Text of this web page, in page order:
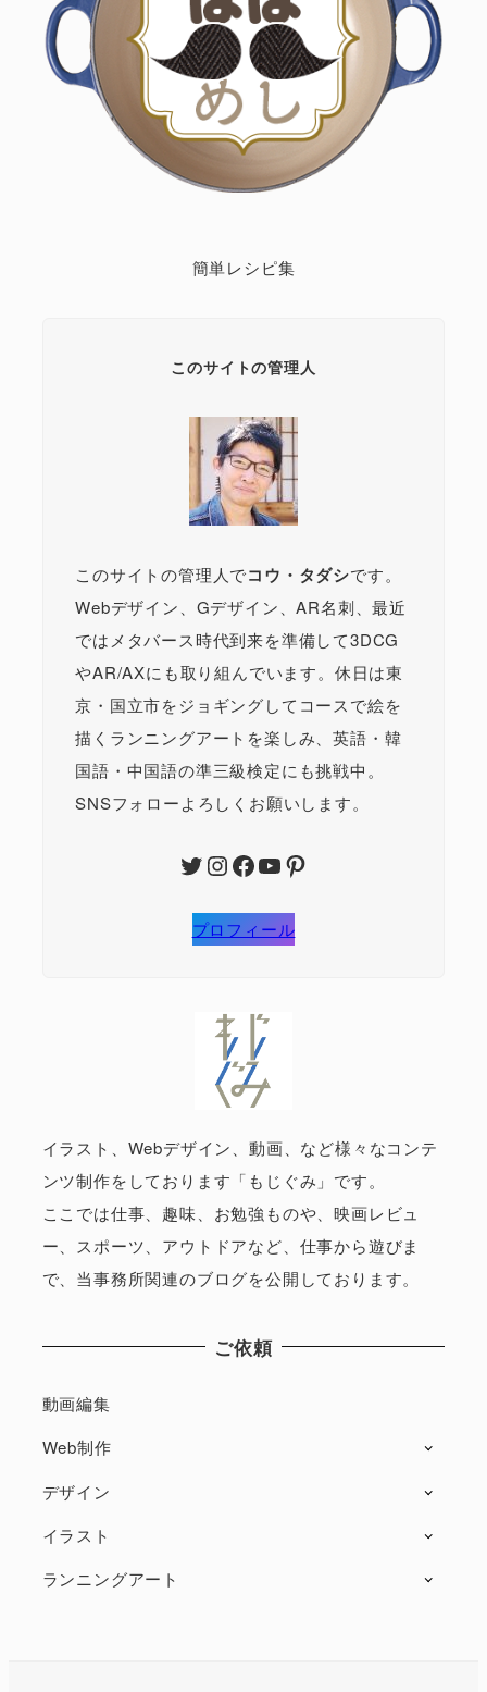
簡単レシピ集
このサイトの管理人
このサイトの管理人でコウ・タダシです。
Webデザイン、Gデザイン、AR名刺、最近
ではメタバース時代到来を準備して3DCG
やAR/AXにも取り組んでいます。休日は東
京・国立市をジョギングしてコースで絵を
描くランニングアートを楽しみ、英語・韓
国語・中国語の準三級検定にも挑戦中。
SNSフォローよろしくお願いします。
Twitter InstagramFacebook YouTube Pinterest
プロフィール
イラスト、Webデザイン、動画、など様々なコンテ
ンツ制作をしております「もじぐみ」です。
ここでは仕事、趣味、お勉強ものや、映画レビュ
ー、スポーツ、アウトドアなど、仕事から遊びま
で、当事務所関連のブログを公開しております。
ご依頼
動画編集
Web制作
デザイン
イラスト
ランニングアート